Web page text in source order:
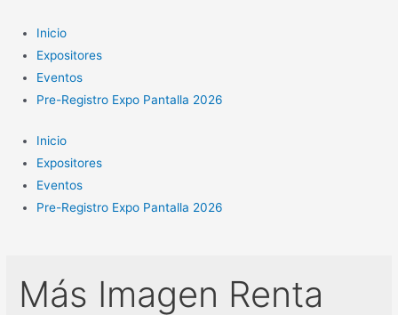
contenido
Inicio
Expositores
Eventos
Pre-Registro Expo Pantalla 2026
Inicio
Expositores
Eventos
Pre-Registro Expo Pantalla 2026
Más Imagen Renta